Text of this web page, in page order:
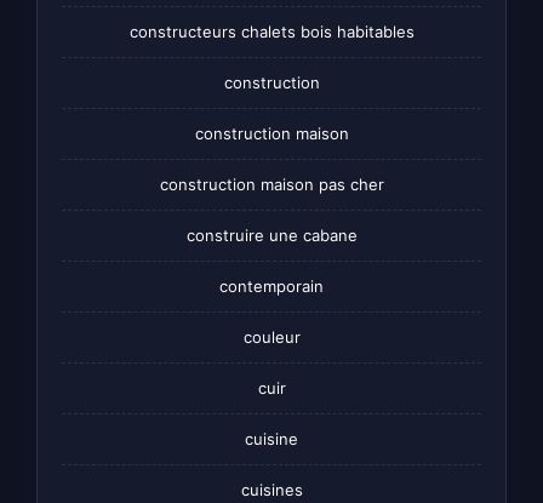
constructeurs chalets bois habitables
construction
construction maison
construction maison pas cher
construire une cabane
contemporain
couleur
cuir
cuisine
cuisines